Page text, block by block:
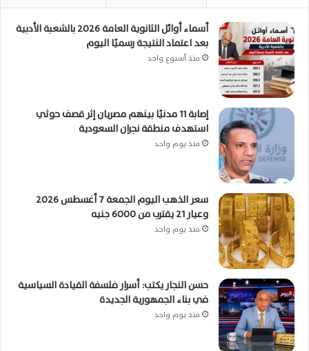
أسماء أوائل الثانوية العامة 2026 بالشعبة الأدبية
بعد اعتماد النتيجة رسميًا اليوم
منذ أسبوع واحد
إصابة 11 مدنيًا بينهم مصريان إثر قصف حوثي
استهدف منطقة نجران السعودية
منذ يوم واحد
سعر الذهب اليوم الجمعة 7 أغسطس 2026
وعيار 21 يقترب من 6000 جنيه
منذ يوم واحد
حسن النجار يكتب: أسرار فلسفة القيادة السياسية
في بناء الجمهورية الجديدة
منذ يوم واحد